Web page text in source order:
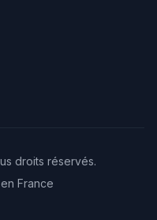
droits réservés.
France